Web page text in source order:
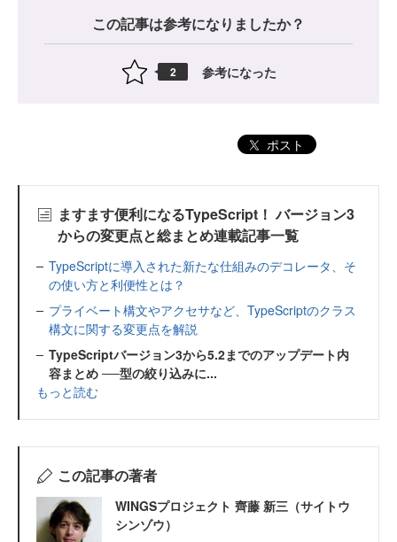
この記事は参考になりましたか？
2 参考になった
ポスト
ますます便利になるTypeScript！ バージョン3
からの変更点と総まとめ連載記事一覧
TypeScriptに導入された新たな仕組みのデコレータ、そ
の使い方と利便性とは？
プライベート構文やアクセサなど、TypeScriptのクラス
構文に関する変更点を解説
TypeScriptバージョン3から5.2までのアップデート内
容まとめ ──型の絞り込みに...
もっと読む
この記事の著者
WINGSプロジェクト 齊藤 新三（サイトウ
シンゾウ）